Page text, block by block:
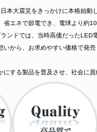
本大震災をきっかけに本格始動
省エネで節電でき、電球より約
ンドでは、当時高価だったLED
いから、お求めやすい価格で発
にする製品を普及させ、社会に貢